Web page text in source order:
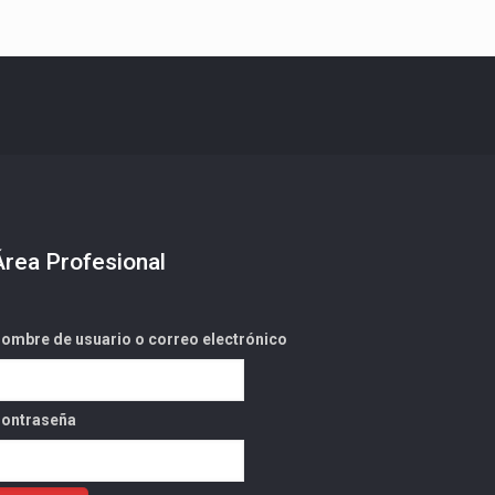
Profesional
de usuario o correo electrónico